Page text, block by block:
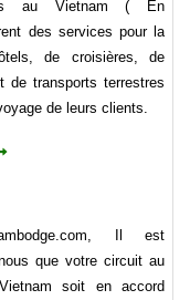
au Vietnam ( En
des services pour la
de croisières, de
de transports terrestres
de leurs clients.
Il est
que votre circuit au
soit en accord